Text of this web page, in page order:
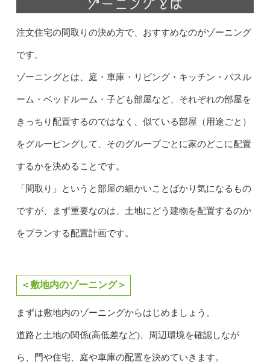
注文住宅の間取りの決め方で、おすすめなのがゾーニング
です。
ゾーニングとは、庭・車庫・リビング・キッチン・バスル
ーム・ベッドルーム・子ども部屋など、それぞれの部屋を
きっちり配置するのではなく、似ている部屋（用途ごと）
をグルーピングして、そのグループごとに家のどこに配置
するかを決めることです。
「間取り」というと部屋の細かいことばかり気になるもの
ですが、まず重要なのは、土地にどう建物を配置するのか
をプランする配置計画です。
＜敷地内のゾーニング＞
まずは敷地内のゾーニングからはじめましょう。
道路と土地の関係(高低差など)、周辺環境を確認しなが
ら、門や住宅、庭や車庫の配置を決めていきます。